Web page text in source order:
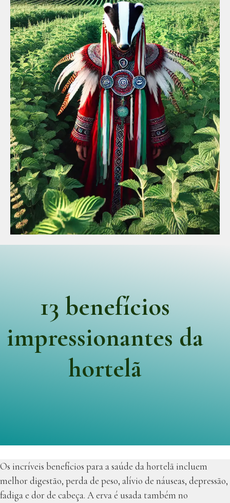
13 benefícios
impressionantes da
hortelã
Os incríveis benefícios para a saúde da hortelã incluem
melhor digestão, perda de peso, alívio de náuseas, depressão,
fadiga e dor de cabeça. A erva é usada também no